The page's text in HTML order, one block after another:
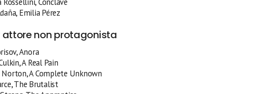
Emilia Pérez
attore non protagonista
Anora
A Real Pain
Norton, A Complete Unknown
The Brutalist